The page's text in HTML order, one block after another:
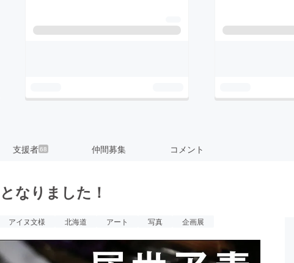
支援者68 仲間募集 コメント
なりました！
アイヌ文様 北海道 アート 写真
企画展